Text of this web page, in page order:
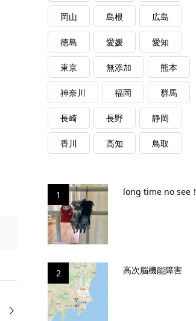
岡山 島根 広島
徳島 愛媛 愛知
東京 無添加 熊本
神奈川 福岡 群馬
長崎 長野 静岡
香川 高知 鳥取
1 long time no see！
2 高次脳機能障害